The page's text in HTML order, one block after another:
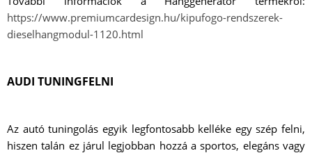
https://www.premiumcardesign.hu/kipufogo-rendszerek-
dieselhangmodul-1120.html
AUDI TUNINGFELNI
Az autó tuningolás egyik legfontosabb kelléke egy szép felni,
hiszen talán ez járul legjobban hozzá a sportos, elegáns vagy